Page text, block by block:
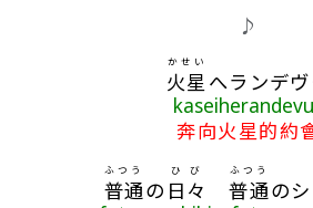
♪
火星
かせい
へランデ
奔向火星的約
普通
ふつう
の 日々
ひび
普通
ふつう
の